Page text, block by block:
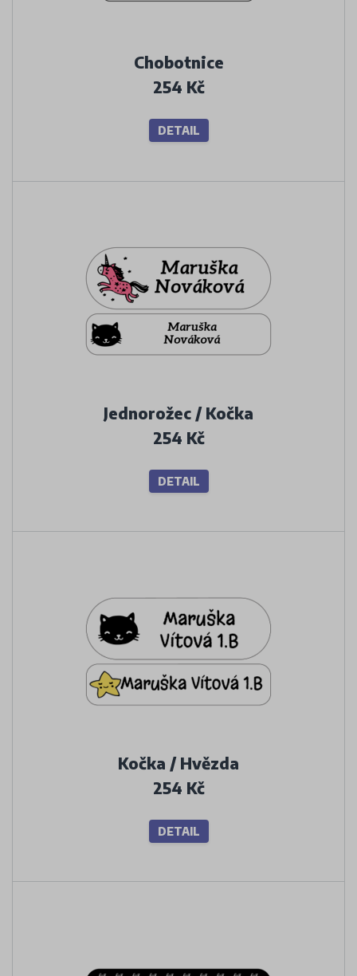
Chobotnice
254 Kč
DETAIL
Jednorožec / Kočka
254 Kč
DETAIL
Kočka / Hvězda
254 Kč
DETAIL